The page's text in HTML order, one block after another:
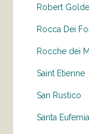
Robert
Rocca Dei
Rocche dei
Saint Etienne
San Rustico
Santa Eufemia